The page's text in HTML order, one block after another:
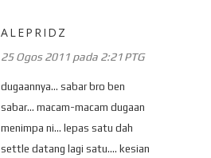
ALEPRIDZ
25 Ogos 2011 pada 2:21 PTG
dugaannya... sabar bro ben
sabar... macam-macam dugaan
menimpa ni... lepas satu dah
settle datang lagi satu.... kesian